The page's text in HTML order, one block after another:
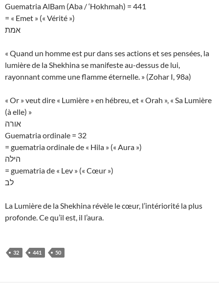
Guematria AlBam (Aba / ‘Hokhmah) = 441
= « Emet » (« Vérité »)
אמת
« Quand un homme est pur dans ses actions et ses pensées, la
lumière de la Shekhina se manifeste au-dessus de lui,
rayonnant comme une flamme éternelle. » (Zohar I, 98a)
« Or » veut dire « Lumière » en hébreu, et « Orah », « Sa Lumière
(à elle) »
אורה
Guematria ordinale = 32
= guematria ordinale de « Hila » (« Aura »)
הילה
= guematria de « Lev » (« Cœur »)
לב
La Lumière de la Shekhina révèle le cœur, l’intériorité la plus
profonde. Ce qu’il est, il l’aura.
32 441 50